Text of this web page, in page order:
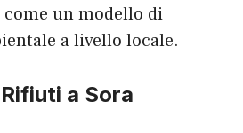
come un modello di
a livello locale.
a Sora